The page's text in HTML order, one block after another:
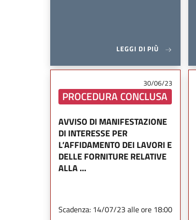
LEGGI DI PIÙ
30/06/23
PROCEDURA CONCLUSA
AVVISO DI MANIFESTAZIONE
DI INTERESSE PER
L’AFFIDAMENTO DEI LAVORI E
DELLE FORNITURE RELATIVE
ALLA …
Scadenza: 14/07/23 alle ore 18:00